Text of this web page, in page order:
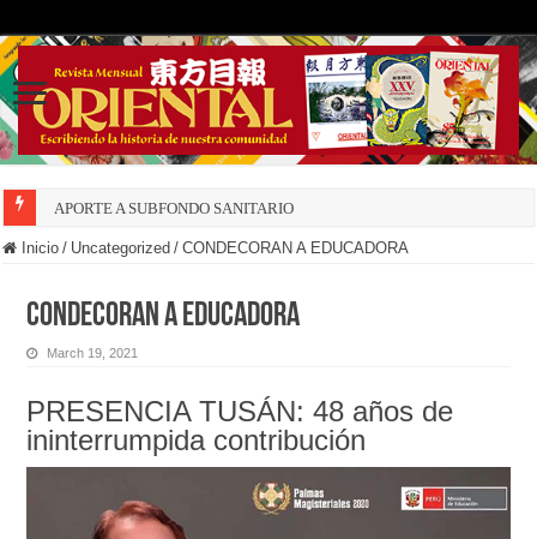
APORTE A SUBFONDO SANITARIO
Inicio / Uncategorized / CONDECORAN A EDUCADORA
CONDECORAN A EDUCADORA
March 19, 2021
PRESENCIA TUSÁN: 48 años de
ininterrumpida contribución